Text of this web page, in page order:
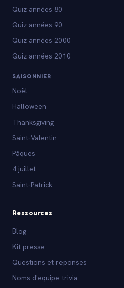
Quiz années 80
Quiz années 90
Quiz années 2000
Quiz années 2010
SAISONNIER
Noël
Halloween
Thanksgiving
Saint-Valentin
Pâques
4 juillet
Saint-Patrick
Ressources
Blog
Kit presse
Questions et reponses
Noms d'equipe trivia